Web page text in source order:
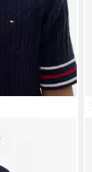
Kinder bis 16